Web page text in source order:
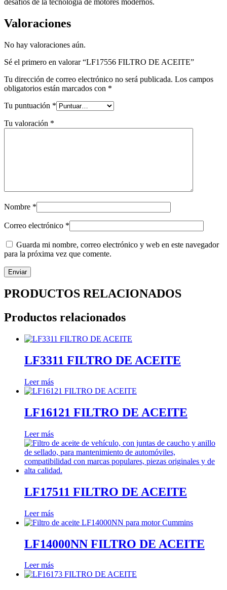
Valoraciones
No hay valoraciones aún.
Sé el primero en valorar “LF17556 FILTRO DE ACEITE”
Tu dirección de correo electrónico no será publicada. Los campos
obligatorios están marcados con *
Tu puntuación *
Tu valoración *
Nombre *
Correo electrónico *
Guarda mi nombre, correo electrónico y web en este navegador
para la próxima vez que comente.
PRODUCTOS RELACIONADOS
Productos relacionados
LF3311 FILTRO DE ACEITE
Leer más
LF16121 FILTRO DE ACEITE
Leer más
LF17511 FILTRO DE ACEITE
Leer más
LF14000NN FILTRO DE ACEITE
Leer más